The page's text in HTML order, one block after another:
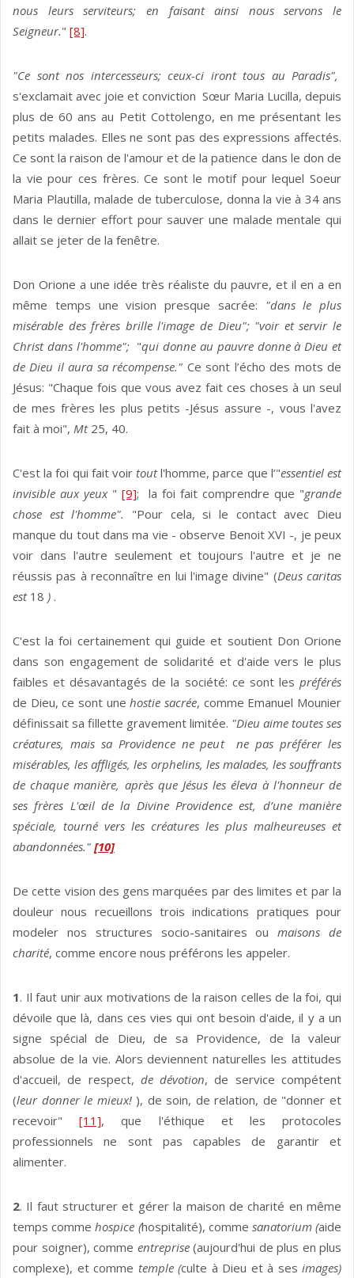
nous leurs serviteurs; en faisant ainsi nous servons le
Seigneur." [8].
"Ce sont nos intercesseurs; ceux-ci iront tous au Paradis",
s'exclamait avec joie et conviction Sœur Maria Lucilla, depuis
plus de 60 ans au Petit Cottolengo, en me présentant les
petits malades. Elles ne sont pas des expressions affectés.
Ce sont la raison de l'amour et de la patience dans le don de
la vie pour ces frères. Ce sont le motif pour lequel Soeur
Maria Plautilla, malade de tuberculose, donna la vie à 34 ans
dans le dernier effort pour sauver une malade mentale qui
allait se jeter de la fenêtre.
Don Orione a une idée très réaliste du pauvre, et il en a en
même temps une vision presque sacrée: "dans le plus
misérable des frères brille l'image de Dieu"; "voir et servir le
Christ dans l'homme"; "qui donne au pauvre donne à Dieu et
de Dieu il aura sa récompense." Ce sont l’écho des mots de
Jésus: "Chaque fois que vous avez fait ces choses à un seul
de mes frères les plus petits -Jésus assure -, vous l'avez
fait à moi", Mt 25, 40.
C'est la foi qui fait voirtoutl'homme, parce que l’"essentiel est
invisible aux yeux " [9]; la foi fait comprendre que "grande
chose est l'homme".
"Pour cela, si le contact avec Dieu
manque du tout dans ma vie - observe Benoit XVI -, je peux
voir dans l'autre seulement et toujours l'autre et je ne
réussis pas à reconnaître en lui l'image divine" (Deus caritas
est 18 ) .
C'est la foi certainement qui guide et soutient Don Orione
dans son engagement de solidarité et d'aide vers le plus
faibles et désavantagés de la société: ce sont les préférés
de Dieu, ce sont unehostie sacrée, comme Emanuel Mounier
définissait sa fillette gravement limitée. "Dieu aime toutes ses
créatures, mais sa Providence ne peut ne pas préférer les
misérables, les affligés, les orphelins, les malades, les souffrants
de chaque manière, après que Jésus les éleva à l'honneur de
ses frères L'œil de la Divine Providence est, d’une manière
spéciale, tourné vers les créatures les plus malheureuses et
abandonnées." [10]
De cette vision des gens marquées par des limites et par la
douleur nous recueillons trois indications pratiques pour
modeler nos structures socio-sanitaires oumaisons de
charité, comme encore nous préférons les appeler.
1. Il faut unir aux motivations de la raison celles de la foi, qui
dévoile que là, dans ces vies qui ont besoin d'aide, il y a un
signe spécial de Dieu, de sa Providence, de la valeur
absolue de la vie. Alors deviennent naturelles les attitudes
d'accueil, de respect, de dévotion, de service compétent
(leur donner le mieux! ), de soin, de relation, de "donner et
recevoir"[11], que l'éthique et les protocoles
professionnels ne sont pas capables de garantir et
alimenter.
2. Il faut structurer et gérer la maison de charité en même
temps commehospice (hospitalité), comme sanatorium (aide
pour soigner), comme entreprise (aujourd'hui de plus en plus
complexe), et comme temple (culte à Dieu et à ses images)